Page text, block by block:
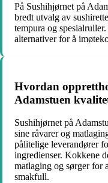
På Sushihjørnet på
bredt utvalg av
tempura og
alternativer for å
Hvordan
Adamstuen
Sushihjørnet på
sine råvarer og
pålitelige leverandører
ingredienser. Kokkene
matlaging og sørger for
smakfull.